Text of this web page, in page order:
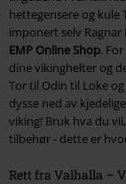
hettegensere og kule
imponert selv
EMP Online Shop.
dine vikinghelter og
Tor til Odin til Loke
dysse ned av
viking! Bruk hva du
tilbehør - dette er
Rett fra Valhalla –